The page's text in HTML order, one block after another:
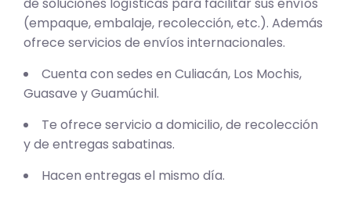
(empaque, embalaje, recolección, etc.). Además
ofrece servicios de envíos internacionales.
Cuenta con sedes en Culiacán, Los Mochis,
Guasave y Guamúchil.
Te ofrece servicio a domicilio, de recolección
y de entregas sabatinas.
Hacen entregas el mismo día.